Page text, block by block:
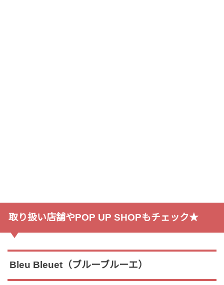
取り扱い店舗やPOP UP SHOPもチェック★
Bleu Bleuet（ブルーブルーエ）